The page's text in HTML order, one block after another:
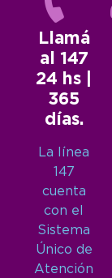
Llamá
al 147
24 hs |
365
días.
La línea
147
cuenta
con el
Sistema
Único de
Atención